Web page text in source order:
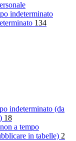
indeterminato
134
indeterminato (da
18
a tempo
in tabelle) 2